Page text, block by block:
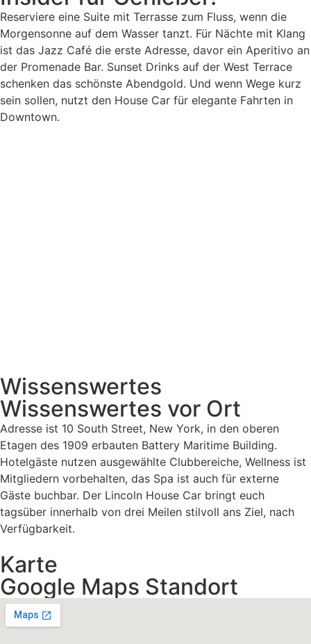
Reserviere eine Suite mit Terrasse zum Fluss, wenn die
Morgensonne auf dem Wasser tanzt. Für Nächte mit Klang
ist das Jazz Café die erste Adresse, davor ein Aperitivo an
der Promenade Bar. Sunset Drinks auf der West Terrace
schenken das schönste Abendgold. Und wenn Wege kurz
sein sollen, nutzt den House Car für elegante Fahrten in
Downtown.
Wissenswertes
Wissenswertes vor Ort
Adresse ist 10 South Street, New York, in den oberen
Etagen des 1909 erbauten Battery Maritime Building.
Hotelgäste nutzen ausgewählte Clubbereiche, Wellness ist
Mitgliedern vorbehalten, das Spa ist auch für externe
Gäste buchbar. Der Lincoln House Car bringt euch
tagsüber innerhalb von drei Meilen stilvoll ans Ziel, nach
Verfügbarkeit.
Karte
Google Maps Standort